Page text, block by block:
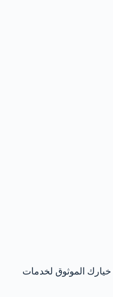
خيارك الموثوق لخدمات